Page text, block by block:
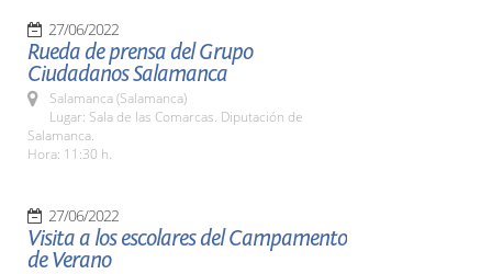
27/06/2022
Rueda de prensa del Grupo
Ciudadanos Salamanca
Salamanca (Salamanca)
Lugar: Sala de las Comarcas. Diputación de
Salamanca.
Hora: 11:30 h.
27/06/2022
Visita a los escolares del Campamento
de Verano